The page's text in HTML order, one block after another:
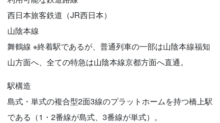
西日本旅客鉄道（JR西日本）
山陰本線
舞鶴線 ※終着駅であるが、普通列車の一部は山陰本線福知
山方面へ、全ての特急は山陰本線京都方面へ直通。
駅構造
島式・単式の複合型2面3線のプラットホームを持つ橋上駅
である（1・2番線が島式、3番線が単式）。